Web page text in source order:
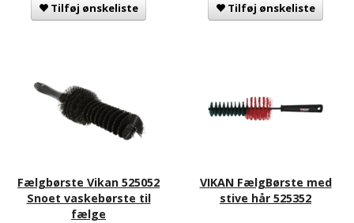
Tilføj ønskeliste
Tilføj ønskeliste
Fælgbørste Vikan 525052
Snoet vaskebørste til
fælge
VIKAN FælgBørste med
stive hår 525352